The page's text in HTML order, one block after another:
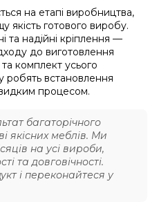
на етапі виробництва,
якість готового виробу.
та надійні кріплення —
до виготовлення
комплект усього
робять встановлення
процесом.
багаторічного
якісних меблів. Ми
на усі вироби,
та довговічності.
і переконайтеся у